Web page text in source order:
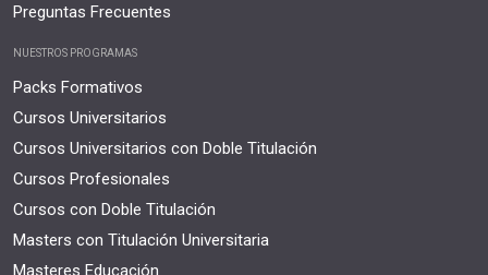
Preguntas Frecuentes
NUESTROS PROGRAMAS
Packs Formativos
Cursos Universitarios
Cursos Universitarios con Doble Titulación
Cursos Profesionales
Cursos con Doble Titulación
Masters con Titulación Universitaria
Masteres Educación